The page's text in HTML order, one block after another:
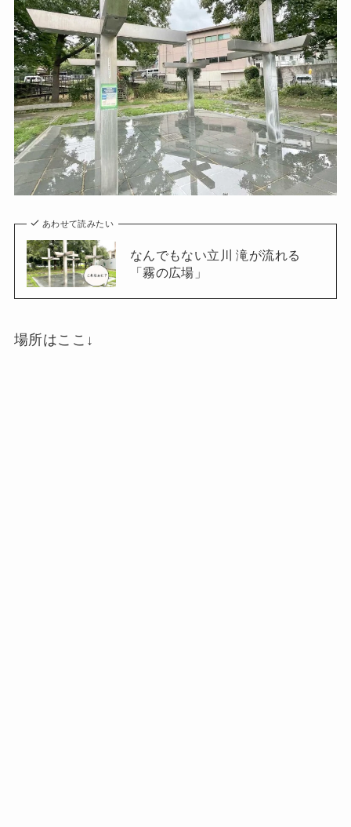
あわせて読みたい
なんでもない立川 滝が流れる
「霧の広場」
場所はここ↓